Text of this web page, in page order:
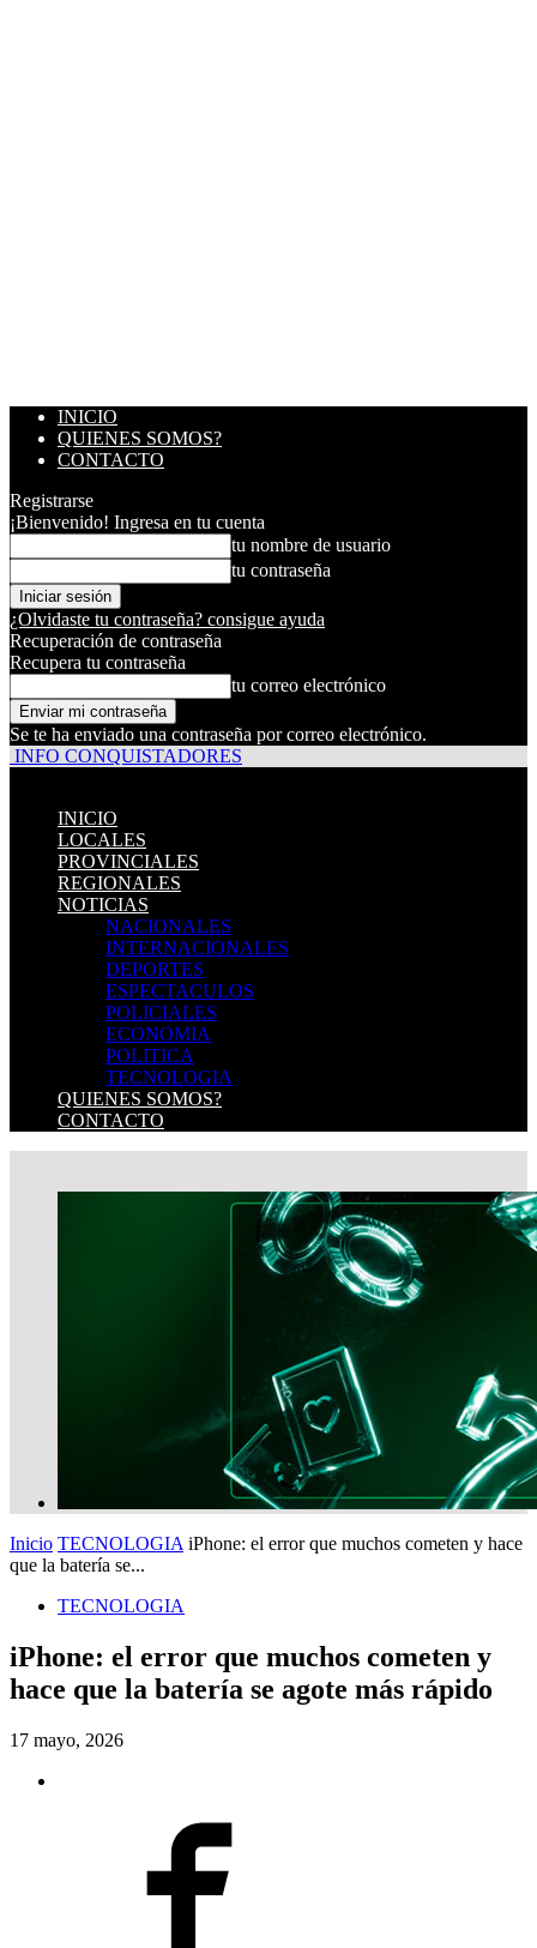
INICIO
QUIENES SOMOS?
CONTACTO
Registrarse
¡Bienvenido! Ingresa en tu cuenta
tu nombre de usuario
tu contraseña
¿Olvidaste tu contraseña? consigue ayuda
Recuperación de contraseña
Recupera tu contraseña
tu correo electrónico
Se te ha enviado una contraseña por correo electrónico.
INFO CONQUISTADORES
INICIO
LOCALES
PROVINCIALES
REGIONALES
NOTICIAS
NACIONALES
INTERNACIONALES
DEPORTES
ESPECTACULOS
POLICIALES
ECONOMIA
POLITICA
TECNOLOGIA
QUIENES SOMOS?
CONTACTO
Inicio TECNOLOGIA iPhone: el error que muchos cometen y hace
que la batería se...
TECNOLOGIA
iPhone: el error que muchos cometen y
hace que la batería se agote más rápido
17 mayo, 2026